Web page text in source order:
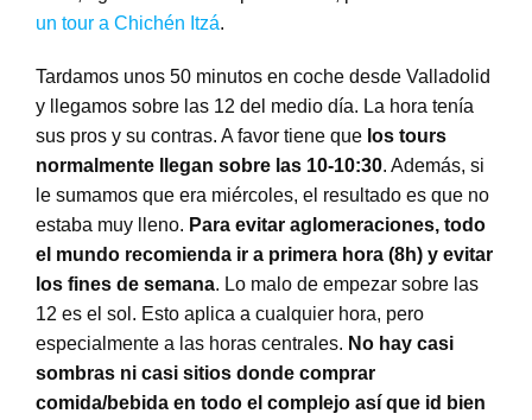
un tour a Chichén Itzá.
Tardamos unos 50 minutos en coche desde Valladolid
y llegamos sobre las 12 del medio día. La hora tenía
sus pros y su contras. A favor tiene que los tours
normalmente llegan sobre las 10-10:30. Además, si
le sumamos que era miércoles, el resultado es que no
estaba muy lleno. Para evitar aglomeraciones, todo
el mundo recomienda ir a primera hora (8h) y evitar
los fines de semana. Lo malo de empezar sobre las
12 es el sol. Esto aplica a cualquier hora, pero
especialmente a las horas centrales. No hay casi
sombras ni casi sitios donde comprar
comida/bebida en todo el complejo así que id bien